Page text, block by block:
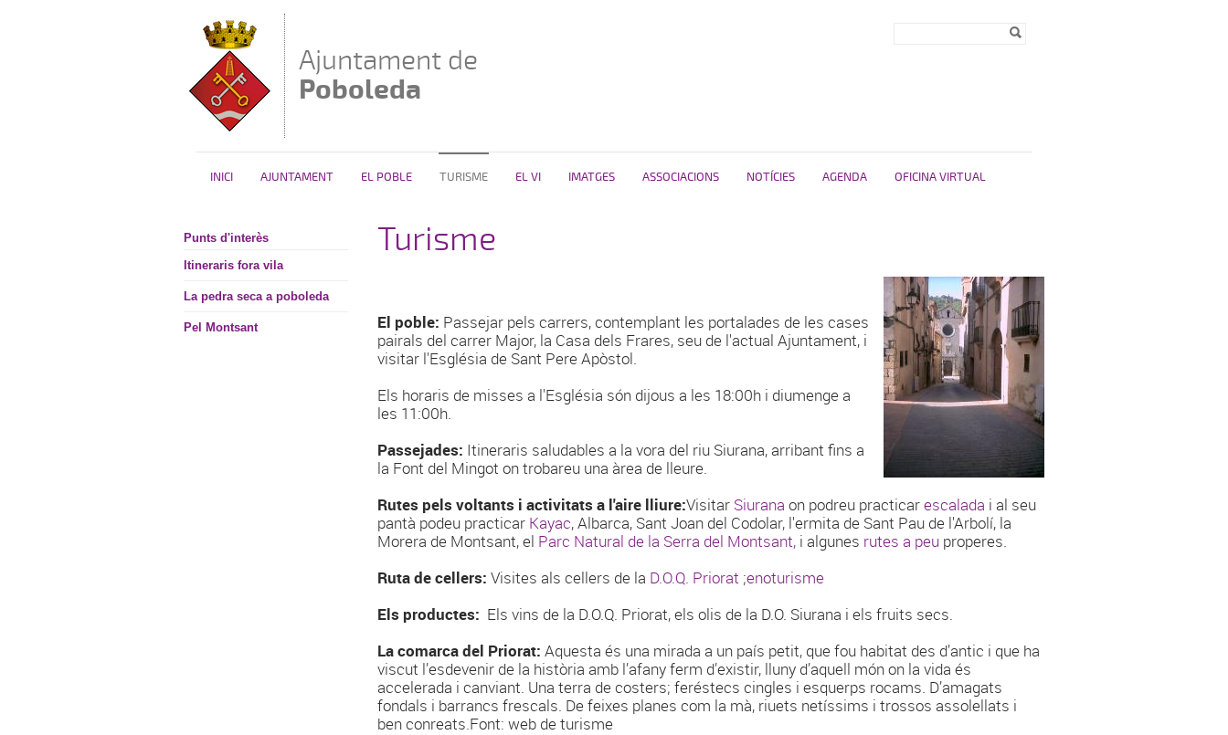
Ajuntament de
Poboleda
INICI AJUNTAMENT EL POBLE TURISME EL VI IMATGES ASSOCIACIONS NOTÍCIES AGENDA OFICINA VIRTUAL
Punts d'interès
Itineraris fora vila
La pedra seca a poboleda
Pel Montsant
Turisme
El poble: Passejar pels carrers, contemplant les portalades de les cases
pairals del carrer Major, la Casa dels Frares, seu de l'actual Ajuntament, i
visitar l'Església de Sant Pere Apòstol.
Els horaris de misses a l'Església són dijous a les 18:00h i diumenge a
les 11:00h.
Passejades: Itineraris saludables a la vora del riu Siurana, arribant fins a
la Font del Mingot on trobareu una àrea de lleure.
Rutes pels voltants i activitats a l'aire lliure:Visitar Siurana on podreu practicarescalada i al seu
pantà podeu practicar Kayac, Albarca, Sant Joan del Codolar, l'ermita de Sant Pau de l'Arbolí, la
Morera de Montsant, el Parc Natural de la Serra del Montsant, i algunes rutes a peu properes.
Ruta de cellers: Visites als cellers de la D.O.Q. Priorat ;enoturisme
Els productes: Els vins de la D.O.Q. Priorat, els olis de la D.O. Siurana i els fruits secs.
La comarca del Priorat: Aquesta és una mirada a un país petit, que fou habitat des d’antic i que ha
viscut l’esdevenir de la història amb l’afany ferm d’existir, lluny d’aquell món on la vida és
accelerada i canviant. Una terra de costers; feréstecs cingles i esquerps rocams. D’amagats
fondals i barrancs frescals. De feixes planes com la mà, riuets netíssims i trossos assolellats i
ben conreats.Font: web de turisme